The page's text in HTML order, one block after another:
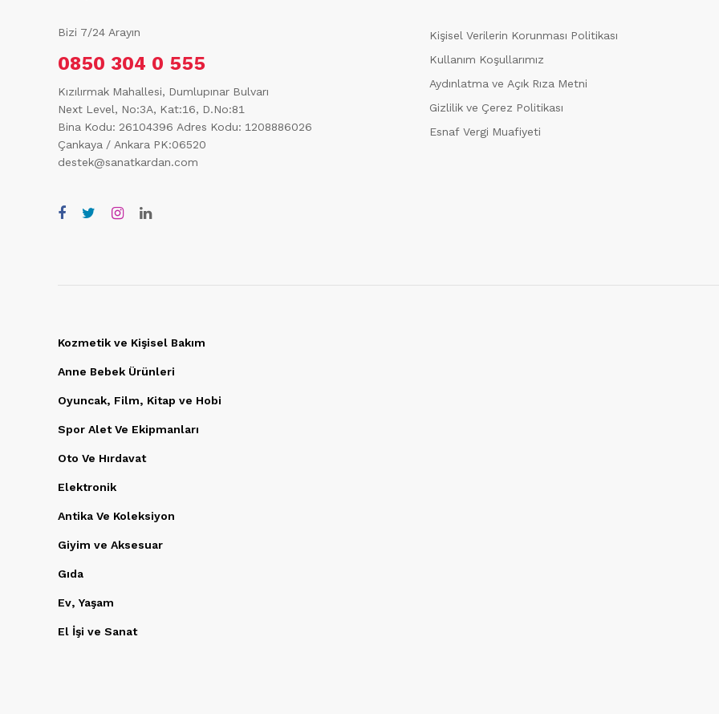
Bizi 7/24 Arayın
0850 304 0 555
Kızılırmak Mahallesi, Dumlupınar Bulvarı
Next Level, No:3A, Kat:16, D.No:81
Bina Kodu: 26104396 Adres Kodu: 1208886026
Çankaya / Ankara PK:06520
destek@sanatkardan.com
Kişisel Verilerin Korunması Politikası
Kullanım Koşullarımız
Aydınlatma ve Açık Rıza Metni
Gizlilik ve Çerez Politikası
Esnaf Vergi Muafiyeti
Kozmetik ve Kişisel Bakım
Anne Bebek Ürünleri
Oyuncak, Film, Kitap ve Hobi
Spor Alet Ve Ekipmanları
Oto Ve Hırdavat
Elektronik
Antika Ve Koleksiyon
Giyim ve Aksesuar
Gıda
Ev, Yaşam
El İşi ve Sanat